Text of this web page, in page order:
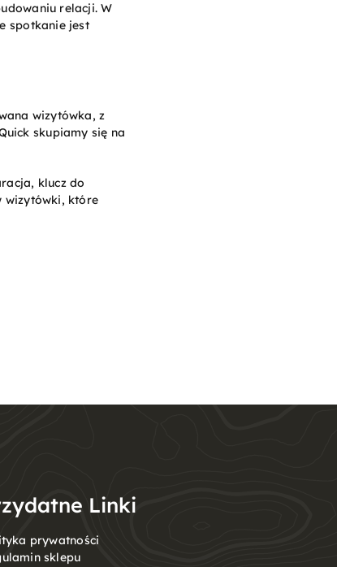
relacji. W
spotkanie jest
wizytówka, z
skupiamy się na
klucz do
wizytówki, które
Linki
prywatności
sklepu